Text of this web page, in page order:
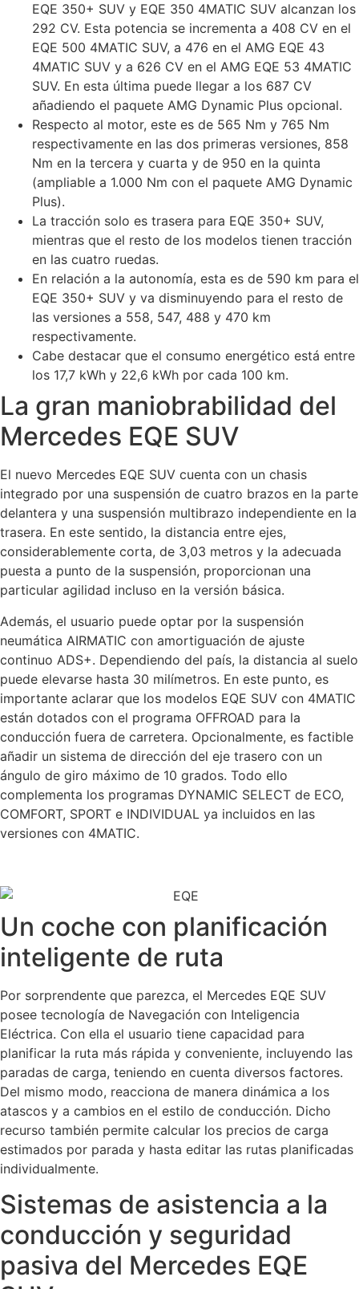
EQE 350+ SUV y EQE 350 4MATIC SUV alcanzan los
292 CV. Esta potencia se incrementa a 408 CV en el
EQE 500 4MATIC SUV, a 476 en el AMG EQE 43
4MATIC SUV y a 626 CV en el AMG EQE 53 4MATIC
SUV. En esta última puede llegar a los 687 CV
añadiendo el paquete AMG Dynamic Plus opcional.
Respecto al motor, este es de 565 Nm y 765 Nm
respectivamente en las dos primeras versiones, 858
Nm en la tercera y cuarta y de 950 en la quinta
(ampliable a 1.000 Nm con el paquete AMG Dynamic
Plus).
La tracción solo es trasera para EQE 350+ SUV,
mientras que el resto de los modelos tienen tracción
en las cuatro ruedas.
En relación a la autonomía, esta es de 590 km para el
EQE 350+ SUV y va disminuyendo para el resto de
las versiones a 558, 547, 488 y 470 km
respectivamente.
Cabe destacar que el consumo energético está entre
los 17,7 kWh y 22,6 kWh por cada 100 km.
La gran maniobrabilidad del
Mercedes EQE SUV
El nuevo Mercedes EQE SUV cuenta con un chasis
integrado por una suspensión de cuatro brazos en la parte
delantera y una suspensión multibrazo independiente en la
trasera. En este sentido, la distancia entre ejes,
considerablemente corta, de 3,03 metros y la adecuada
puesta a punto de la suspensión, proporcionan una
particular agilidad incluso en la versión básica.
Además, el usuario puede optar por la suspensión
neumática AIRMATIC con amortiguación de ajuste
continuo ADS+. Dependiendo del país, la distancia al suelo
puede elevarse hasta 30 milímetros. En este punto, es
importante aclarar que los modelos EQE SUV con 4MATIC
están dotados con el programa OFFROAD para la
conducción fuera de carretera. Opcionalmente, es factible
añadir un sistema de dirección del eje trasero con un
ángulo de giro máximo de 10 grados. Todo ello
complementa los programas DYNAMIC SELECT de ECO,
COMFORT, SPORT e INDIVIDUAL ya incluidos en las
versiones con 4MATIC.
Un coche con planificación
inteligente de ruta
Por sorprendente que parezca, el Mercedes EQE SUV
posee tecnología de Navegación con Inteligencia
Eléctrica. Con ella el usuario tiene capacidad para
planificar la ruta más rápida y conveniente, incluyendo las
paradas de carga, teniendo en cuenta diversos factores.
Del mismo modo, reacciona de manera dinámica a los
atascos y a cambios en el estilo de conducción. Dicho
recurso también permite calcular los precios de carga
estimados por parada y hasta editar las rutas planificadas
individualmente.
Sistemas de asistencia a la
conducción y seguridad
pasiva del Mercedes EQE